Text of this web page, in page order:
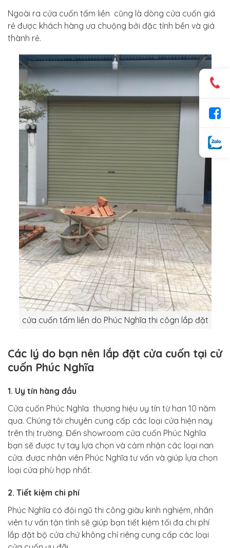
Ngoài ra cửa cuốn tấm liền cũng là dòng cửa cuốn giá
rẻ được khách hàng ưa chuộng bởi đặc tính bền và giá
thành rẻ.
cửa cuốn tấm liền do Phúc Nghĩa thi côgn lắp đặt
Các lý do bạn nên lắp đặt cửa cuốn tại cử
cuốn Phúc Nghĩa
1. Uy tín hàng đầu
Cửa cuốn Phúc Nghĩa thương hiệu uy tín từ hơn 10 năm
qua. Chúng tôi chuyên cung cấp các loại cửa hiện nay
trên thị trường. Đến showroom cửa cuốn Phúc Nghĩa
bạn sẽ được tự tay lựa chọn và cảm nhận các loại nan
cửa. được nhân viên Phúc Nghĩa tư vấn và giúp lựa chọn
loại cửa phù hợp nhất.
2. Tiết kiệm chi phí
Phúc Nghĩa có đội ngũ thi công giàu kinh nghiệm, nhân
viên tư vấn tận tình sẽ giúp bạn tiết kiệm tối đa chi phí
lắp đặt bộ cửa chứ không chỉ riêng cung cấp các loại